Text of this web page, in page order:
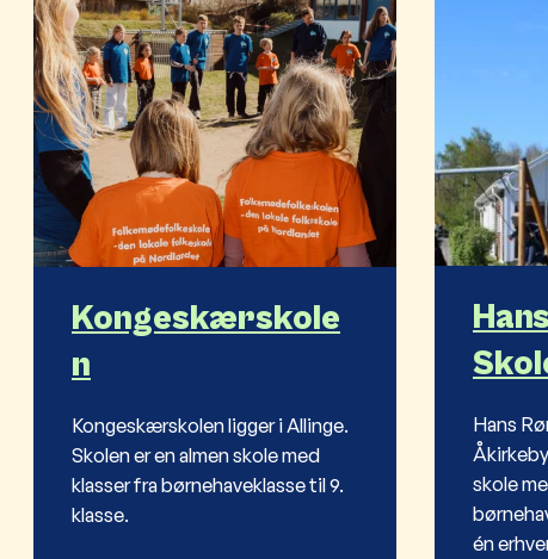
Kongeskærskole
n
Kongeskærskolen ligger i Allinge.
Skolen er en almen skole med
klasser fra børnehaveklasse til 9.
klasse.
Hans
skole
én